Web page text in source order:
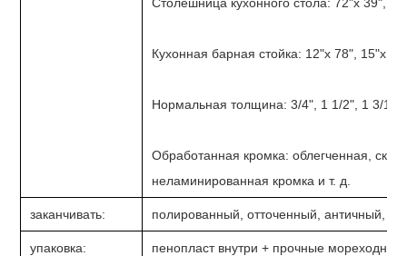
Кухонная барная стойка: 12"х 78", 15"х
Нормальная толщина: 3/4", 1 1/2", 1 3/16"
Обработанная кромка: облегченная,
неламинированная кромка и т. д.
заканчивать: полированный, отточенный, античный,
упаковка: пенопласт внутри + прочные